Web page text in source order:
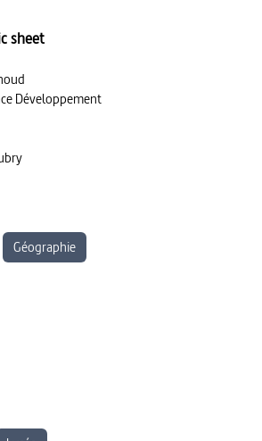
sheet
Développement
Géographie